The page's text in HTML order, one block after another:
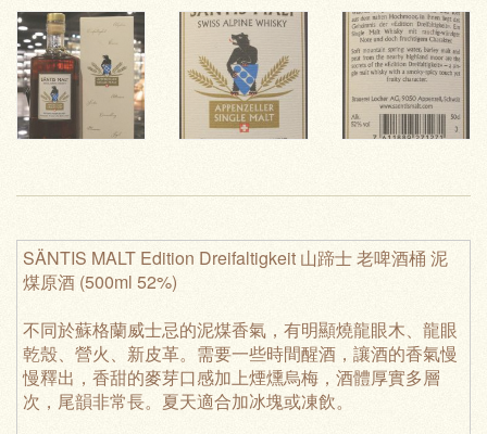
SÄNTIS MALT Edition Dreifaltigkeit 山蹄士 老啤酒桶 泥
煤原酒 (500ml 52%)
不同於蘇格蘭威士忌的泥煤香氣，有明顯燒龍眼木、龍眼
乾殼、營火、新皮革。需要一些時間醒酒，讓酒的香氣慢
慢釋出，香甜的麥芽口感加上煙燻烏梅，酒體厚實多層
次，尾韻非常長。夏天適合加冰塊或凍飲。